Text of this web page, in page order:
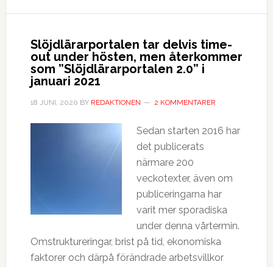
Slöjdlärarportalen tar delvis time-
out under hösten, men återkommer
som ”Slöjdlärarportalen 2.0” i
januari 2021
18 JUNI, 2020 BY REDAKTIONEN 2 KOMMENTARER
Sedan starten 2016 har
det publicerats
närmare 200
veckotexter, även om
publiceringarna har
varit mer sporadiska
under denna vårtermin.
Omstruktureringar, brist på tid, ekonomiska
faktorer och därpå förändrade arbetsvillkor